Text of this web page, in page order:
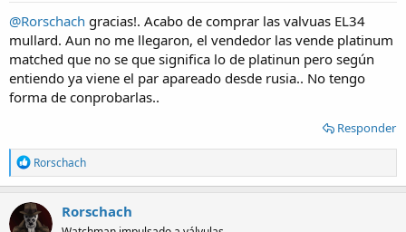
@Rorschach gracias!. Acabo de comprar las valvuas EL34
mullard. Aun no me llegaron, el vendedor las vende platinum
matched que no se que significa lo de platinun pero según
entiendo ya viene el par apareado desde rusia.. No tengo
forma de conprobarlas..
Responder
R
e
a
c
t
Rorschach
Rorschach